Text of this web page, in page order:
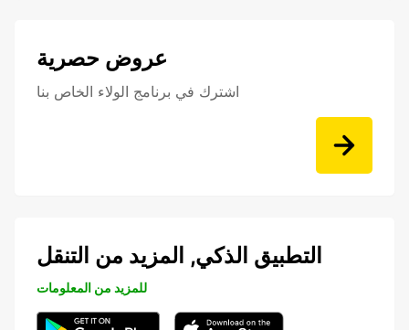
عروض حصرية
اشترك في برنامج الولاء الخاص بنا
التطبيق الذكي, المزيد من التنقل
للمزيد من المعلومات